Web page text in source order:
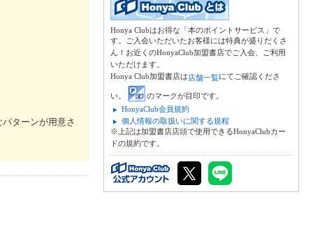
ターンが用意さ
Honya Clubはお得な「本のポイントサービス」で
す。ご入会いただいたお客様には特典が盛りだくさ
ん！お近くのHonyaClub加盟書店でご入会、ご利用
いただけます。
Honya Club加盟書店は店舗一覧にてご確認くださ
い。
のマークが目印です。
HonyaClub会員規約
個人情報の取扱いに関する規程
※上記は加盟書店店頭で使用できるHonyaClubカー
ドの規約です。